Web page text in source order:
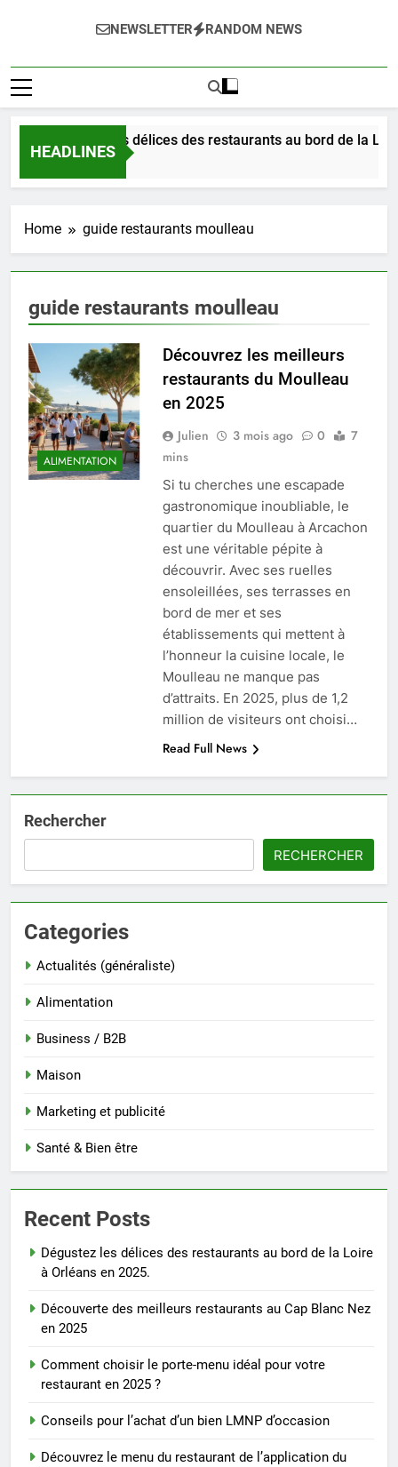
NEWSLETTER RANDOM NEWS
HEADLINES
Dégustez les délices des restaurants au bord de la
2 Jours Ago
Home guide restaurants moulleau
guide restaurants moulleau
ALIMENTATION
Découvrez les meilleurs
restaurants du Moulleau
en 2025
Julien 3 mois ago 0
7
mins
Si tu cherches une escapade
gastronomique inoubliable, le
quartier du Moulleau à Arcachon
est une véritable pépite à
découvrir. Avec ses ruelles
ensoleillées, ses terrasses en
bord de mer et ses
établissements qui mettent à
l’honneur la cuisine locale, le
Moulleau ne manque pas
d’attraits. En 2025, plus de 1,2
million de visiteurs ont choisi…
Read Full News
Rechercher
RECHERCHER
Categories
Actualités (généraliste)
Alimentation
Business / B2B
Maison
Marketing et publicité
Santé & Bien être
Recent Posts
Dégustez les délices des restaurants au bord de la Loire
à Orléans en 2025.
Découverte des meilleurs restaurants au Cap Blanc Nez
en 2025
Comment choisir le porte-menu idéal pour votre
restaurant en 2025 ?
Conseils pour l’achat d’un bien LMNP d’occasion
Découvrez le menu du restaurant de l’application du